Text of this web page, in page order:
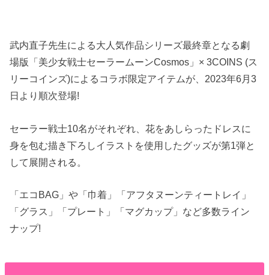
武内直子先生による大人気作品シリーズ最終章となる劇
場版「美少女戦士セーラームーンCosmos」× 3COINS (ス
リーコインズ)によるコラボ限定アイテムが、2023年6月3
日より順次登場!
セーラー戦士10名がそれぞれ、花をあしらったドレスに
身を包む描き下ろしイラストを使用したグッズが第1弾と
して展開される。
「エコBAG」や「巾着」「アフタヌーンティートレイ」
「グラス」「プレート」「マグカップ」など多数ライン
ナップ!